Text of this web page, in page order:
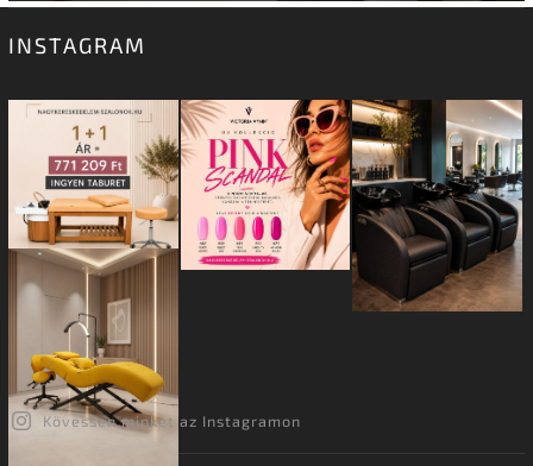
INSTAGRAM
Kövessen minket az Instagramon